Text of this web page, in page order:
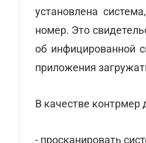
установлена
номер. Это
об инфицированной
приложения
В качестве контрмер
- просканировать